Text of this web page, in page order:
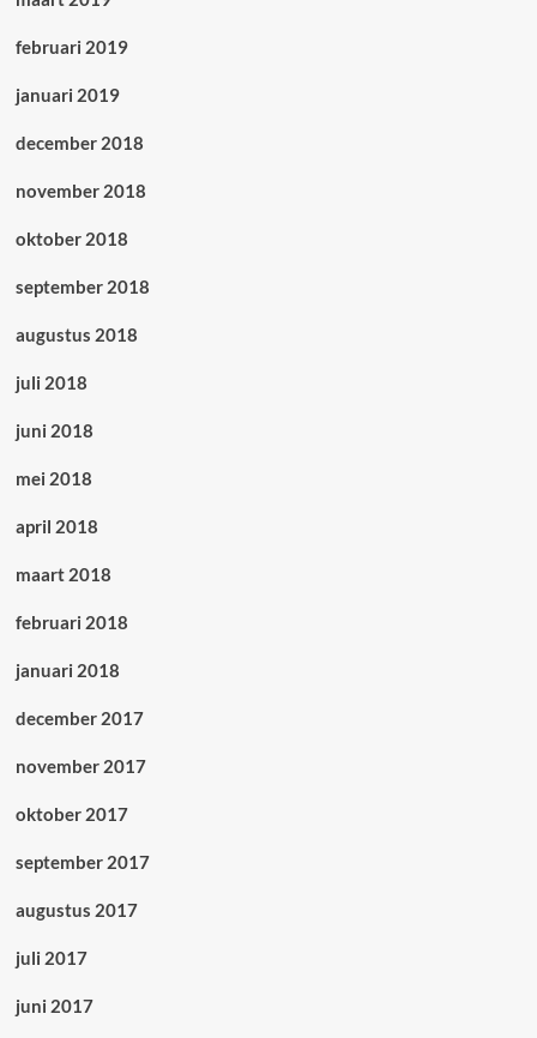
februari 2019
januari 2019
december 2018
november 2018
oktober 2018
september 2018
augustus 2018
juli 2018
juni 2018
mei 2018
april 2018
maart 2018
februari 2018
januari 2018
december 2017
november 2017
oktober 2017
september 2017
augustus 2017
juli 2017
juni 2017